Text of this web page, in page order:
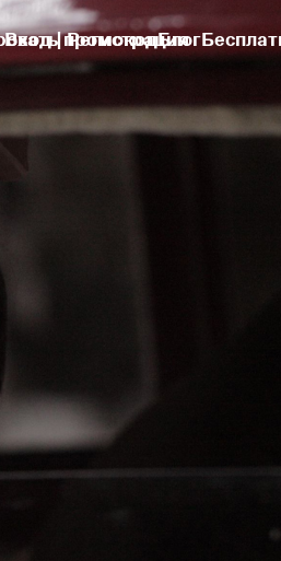
промокодБлог
Вход | Регистрация